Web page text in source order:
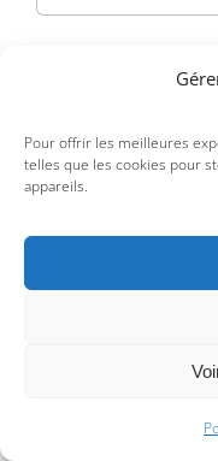
Pour offrir les meilleures
telles que les cookies pour
appareils.
min
max
Filtrer